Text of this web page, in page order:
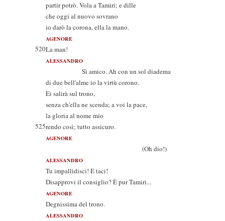
partir potrò. Vola a Tamiri; e dille
che oggi al nuovo sovrano
io darò la corona, ella la mano.
AGENORE
520La man!
ALESSANDRO
Sì amico. Ah con un sol diadema
di due bell'alme io la virtù corono.
Ei salirà sul trono,
senza ch'ella ne scenda; a voi la pace,
la gloria al nome mio
525rendo così; tutto assicuro.
AGENORE
(Oh dio!)
ALESSANDRO
Tu impallidisci! E taci!
Disapprovi il consiglio? È pur Tamiri...
AGENORE
Degnissima del trono.
ALESSANDRO